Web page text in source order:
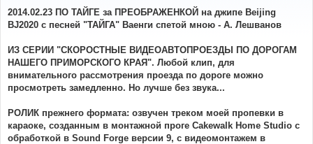
о
б
щ
и
е
2014.02.23 ПО ТАЙГЕ за ПРЕОБРАЖЕНКОЙ на джипе Beijing
BJ2020 с песней "ТАЙГА" Ваенги спетой мною - А. Лешванов
ИЗ СЕРИИ "СКОРОСТНЫЕ ВИДЕОАВТОПРОЕЗДЫ ПО ДОРОГАМ
НАШЕГО ПРИМОРСКОГО КРАЯ". Любой клип, для
внимательного рассмотрения проезда по дороге можно
просмотреть замедленно. Но лучше без звука...
РОЛИК прежнего формата: озвучен треком моей пропевки в
караоке, созданным в монтажной проге Cakewalk Home Studio с
обработкой в Sound Forge версии 9, с видеомонтажем в